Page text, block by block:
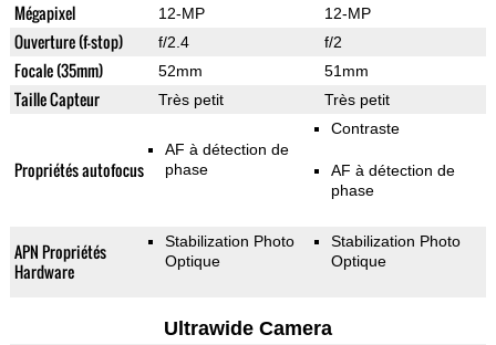
Mégapixel 12-MP 12-MP
Ouverture (f-stop) f/2.4 f/2
Focale (35mm) 52mm 51mm
Taille Capteur Très petit Très petit
Propriétés autofocus
AF à détection de
phase
Contraste
AF à détection de
phase
APN Propriétés
Hardware
Stabilization Photo
Optique
Stabilization Photo
Optique
Ultrawide Camera